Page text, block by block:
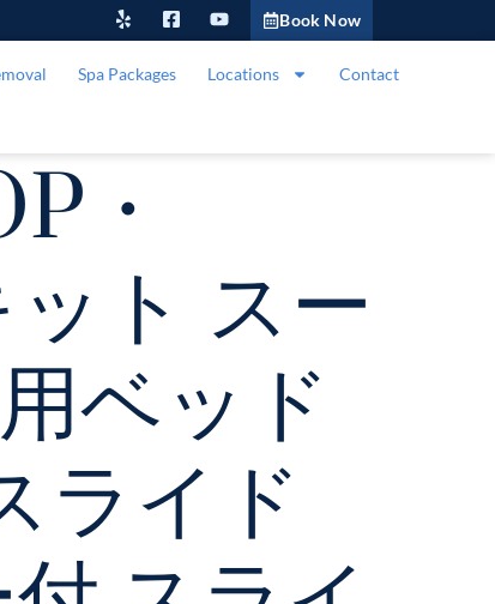
Book Now
Spa Packages Locations Contact
・
ト スー
ベッド
ライド